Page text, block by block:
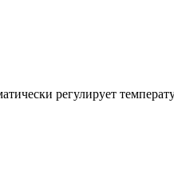
регулирует